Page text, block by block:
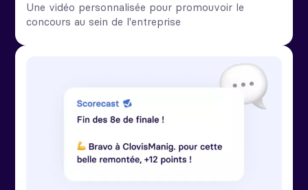
Une vidéo personnalisée pour promouvoir le
concours au sein de l'entreprise